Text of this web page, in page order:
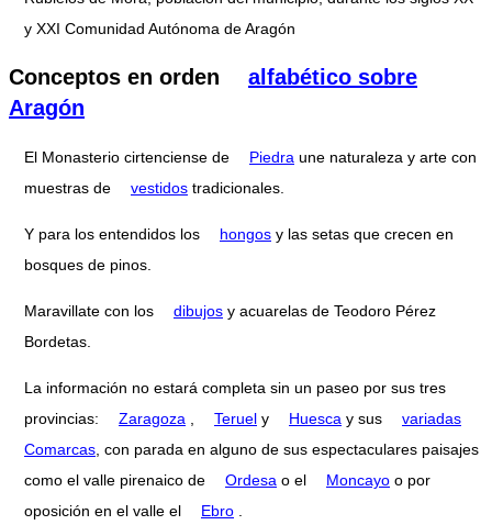
y XXI Comunidad Autónoma de Aragón
Conceptos en orden
alfabético sobre
Aragón
El Monasterio cirtenciense de Piedra une naturaleza y arte con
muestras de
vestidos tradicionales.
Y para los entendidos los hongos y las setas que crecen en
bosques de pinos.
Maravillate con los dibujos y acuarelas de Teodoro Pérez
Bordetas.
La información no estará completa sin un paseo por sus tres
provincias:
Zaragoza Teruel y Huesca y sus
variadas
Comarcas , con parada en alguno de sus espectaculares paisajes
como el valle pirenaico de
Ordesa o el Moncayo o por
oposición en el valle el
Ebro